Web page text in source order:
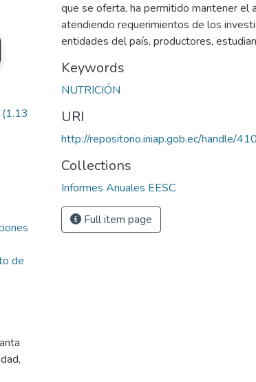
(1.13
de
que se oferta, ha permitido mantener el
atendiendo requerimientos de los
entidades del país, productores,
Keywords
NUTRICIÓN
URI
http://repositorio.iniap.gob.ec/handle/
Collections
Informes Anuales EESC
Full item page